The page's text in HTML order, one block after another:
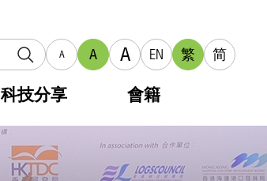
A A A EN 繁 简
科技分享 會籍